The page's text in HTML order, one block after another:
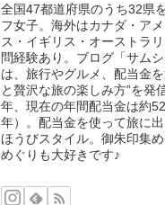
全国47都道府県のうち32県
フ女子。海外はカナダ・ア
ス・イギリス・オーストラ
問経験あり。ブログ「サム
は、旅行やグルメ、配当金
と贅沢な旅の楽しみ方”を発
年、現在の年間配当金は約
年）。配当金を使って旅に
ほうびスタイル。御朱印集
めぐりも大好きです♪